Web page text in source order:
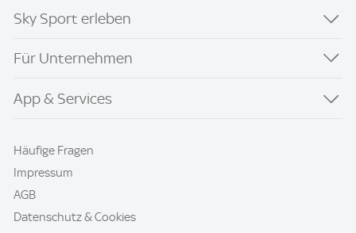
Sky Sport erleben
Für Unternehmen
App & Services
Häufige Fragen
Impressum
AGB
Datenschutz & Cookies